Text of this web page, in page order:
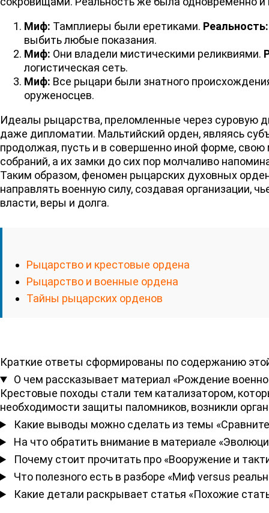
Миф: Тамплиеры были еретиками. Реальность:
выбить любые показания.
Миф: Они владели мистическими реликвиями.
логистическая сеть.
Миф: Все рыцари были знатного
оруженосцев.
Идеалы рыцарства, преломленные через суровую
даже дипломатии. Мальтийский орден, являясь
продолжая, пусть и в совершенно иной форме,
собраний, а их замки до сих пор молчаливо
Таким образом, феномен рыцарских духовных
направлять военную силу, создавая организации,
власти, веры и долга.
Рыцарство и крестовые ордена
Рыцарство и военные ордена
Тайны рыцарских орденов
Краткие ответы сформированы по содержанию
О чем рассказывает материал «Рождение
Крестовые походы стали тем катализатором,
необходимости защиты паломников, возникли
Какие выводы можно сделать из темы
На что обратить внимание в материале
Почему стоит прочитать про «Вооружение и
Что полезного есть в разборе «Миф versus
Какие детали раскрывает статья «Похожие